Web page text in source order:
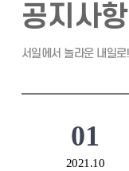
공지사항
01
2021.10